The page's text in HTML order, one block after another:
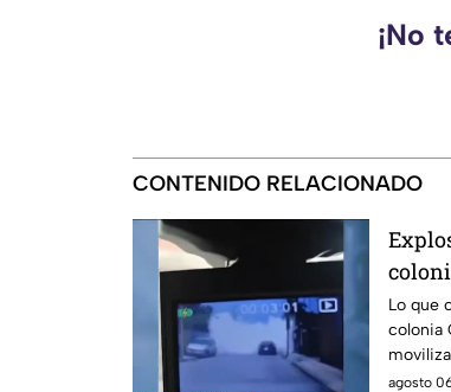
¡No
CONTENIDO RELACIONADO
Lo que
colonia
agosto